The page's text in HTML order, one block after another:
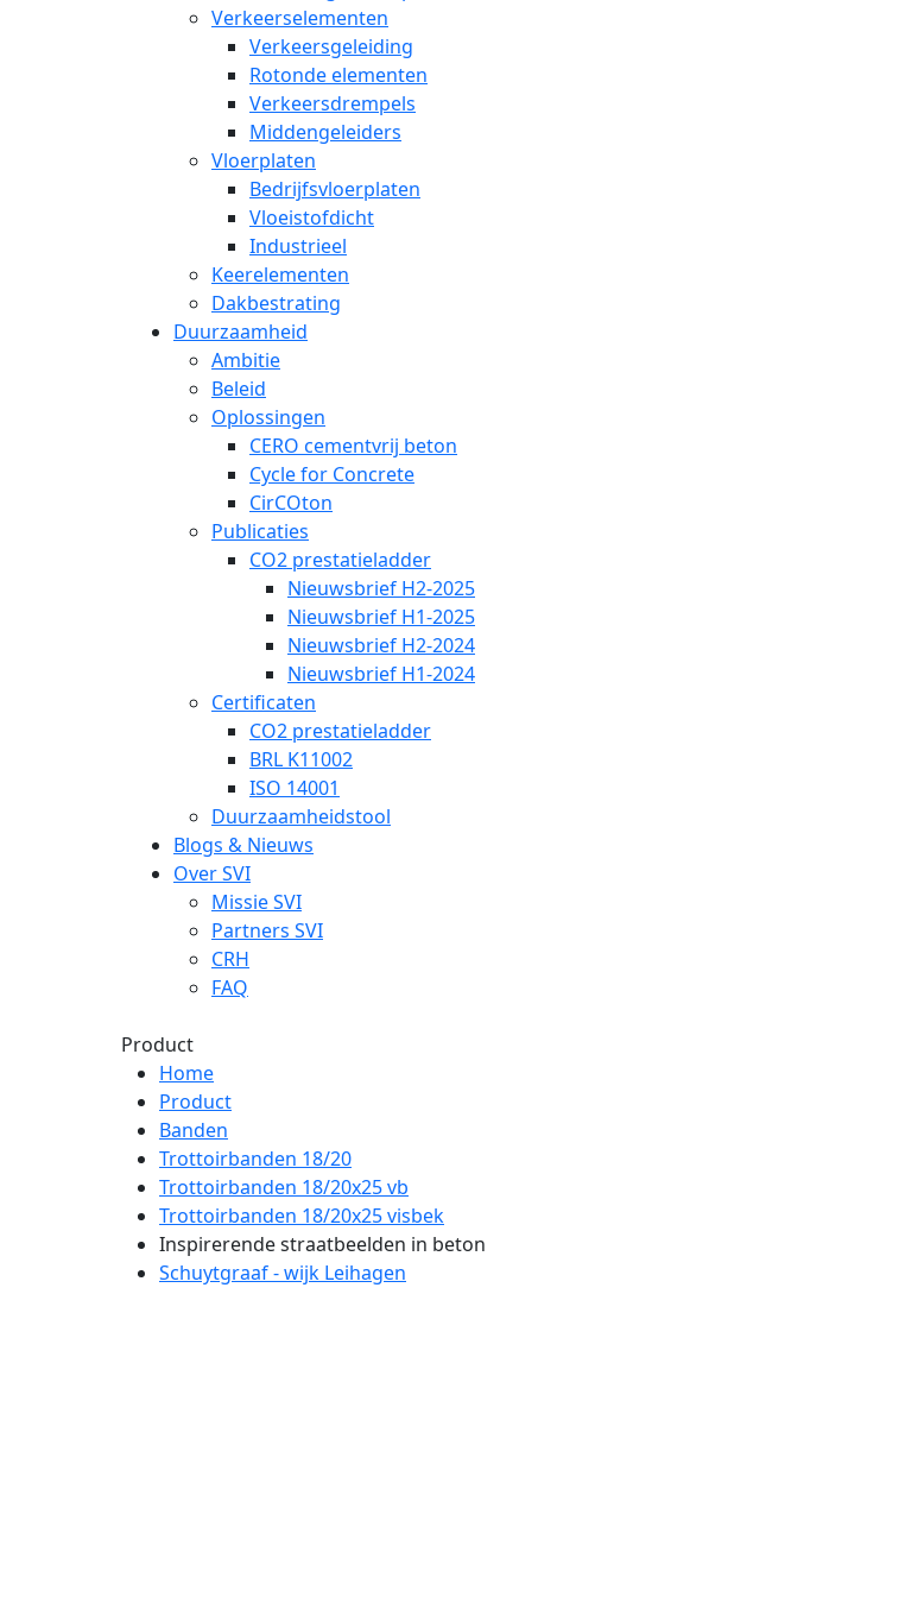
Verkeerselementen
Verkeersgeleiding
Rotonde elementen
Verkeersdrempels
Middengeleiders
Vloerplaten
Bedrijfsvloerplaten
Vloeistofdicht
Industrieel
Keerelementen
Dakbestrating
Duurzaamheid
Ambitie
Beleid
Oplossingen
CERO cementvrij beton
Cycle for Concrete
CirCOton
Publicaties
CO2 prestatieladder
Nieuwsbrief H2-2025
Nieuwsbrief H1-2025
Nieuwsbrief H2-2024
Nieuwsbrief H1-2024
Certificaten
CO2 prestatieladder
BRL K11002
ISO 14001
Duurzaamheidstool
Blogs & Nieuws
Over SVI
Missie SVI
Partners SVI
CRH
FAQ
Product
Home
Product
Banden
Trottoirbanden 18/20
Trottoirbanden 18/20x25 vb
Trottoirbanden 18/20x25 visbek
Inspirerende straatbeelden in beton
Schuytgraaf - wijk Leihagen